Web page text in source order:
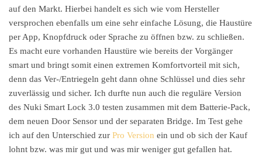
auf den Markt. Hierbei handelt es sich wie vom Hersteller
versprochen ebenfalls um eine sehr einfache Lösung, die Haustüre
per App, Knopfdruck oder Sprache zu öffnen bzw. zu schließen.
Es macht eure vorhanden Haustüre wie bereits der Vorgänger
smart und bringt somit einen extremen Komfortvorteil mit sich,
denn das Ver-/Entriegeln geht dann ohne Schlüssel und dies sehr
zuverlässig und sicher. Ich durfte nun auch die reguläre Version
des Nuki Smart Lock 3.0 testen zusammen mit dem Batterie-Pack,
dem neuen Door Sensor und der separaten Bridge. Im Test gehe
ich auf den Unterschied zur Pro Version ein und ob sich der Kauf
lohnt bzw. was mir gut und was mir weniger gut gefallen hat.